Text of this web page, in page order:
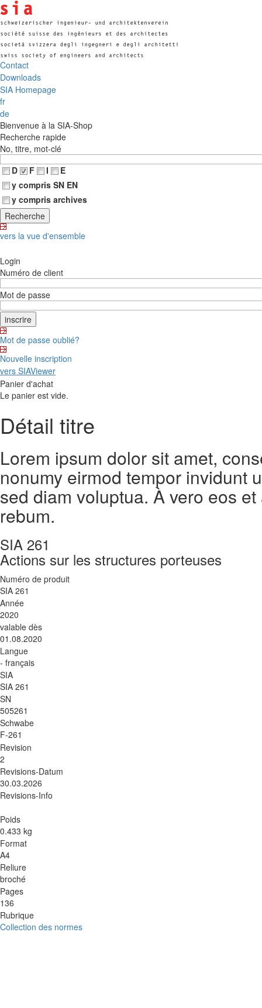
Contact
Downloads
SIA Homepage
fr
de
Bienvenue à la SIA-Shop
Recherche rapide
No, titre, mot-clé
D
F I
E
y compris SN EN
y compris archives
vers la vue d'ensemble
Login
Numéro de client
Mot de passe
Mot de passe oublié?
Nouvelle inscription
vers SIAViewer
Panier d'achat
Le panier est vide.
Détail titre
Lorem ipsum dolor sit amet,
nonumy eirmod tempor invidunt
sed diam voluptua. À vero eos
rebum.
SIA 261
Actions sur les structures porteuses
Numéro de produit
SIA 261
Année
2020
valable dès
01.08.2020
Langue
- français
SIA
SIA 261
SN
505261
Schwabe
F-261
Revision
2
Revisions-Datum
30.03.2026
Revisions-Info
Poids
0.433 kg
Format
A4
Reliure
broché
Pages
136
Rubrique
Collection des normes